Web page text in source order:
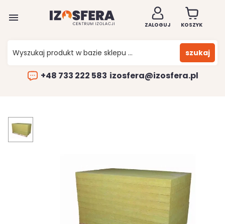

ZALOGUJ KOSZYK
szukaj
+48 733 222 583 izosfera@izosfera.pl